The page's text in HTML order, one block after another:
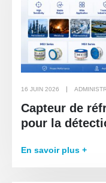
16 JUIN 2026
Capteur de
pour la
En savoir plus +